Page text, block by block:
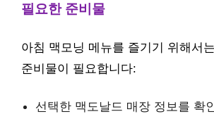
필요한 준비물
아침 맥모닝 메뉴를 즐기기 위해서
준비물이 필요합니다:
선택한 맥도날드 매장 정보를 확